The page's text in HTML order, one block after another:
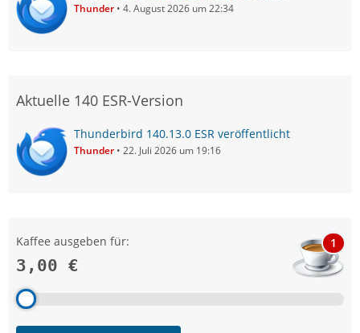
Thunder 4. August 2026 um 22:34
Aktuelle 140 ESR-Version
Thunderbird 140.13.0 ESR veröffentlicht
Thunder 22. Juli 2026 um 19:16
Kaffee ausgeben für:
3,00 €
1